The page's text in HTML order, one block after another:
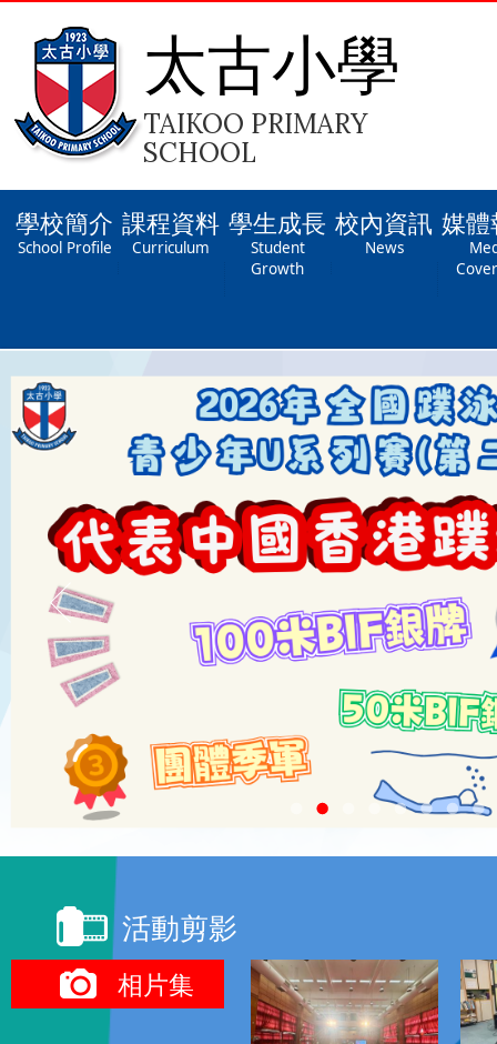
太古小學
TAIKOO PRIMARY
SCHOOL
學校簡介
School Profile
課程資料
Curriculum
學生成長
Student
Growth
校內資訊
News
媒
活動剪影
相片集
頁面:
…
17 18
19
21
…